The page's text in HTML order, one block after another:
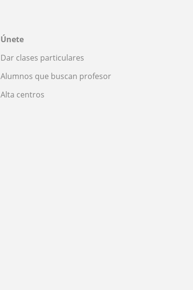
Únete
Dar clases particulares
Alumnos que buscan profesor
Alta centros